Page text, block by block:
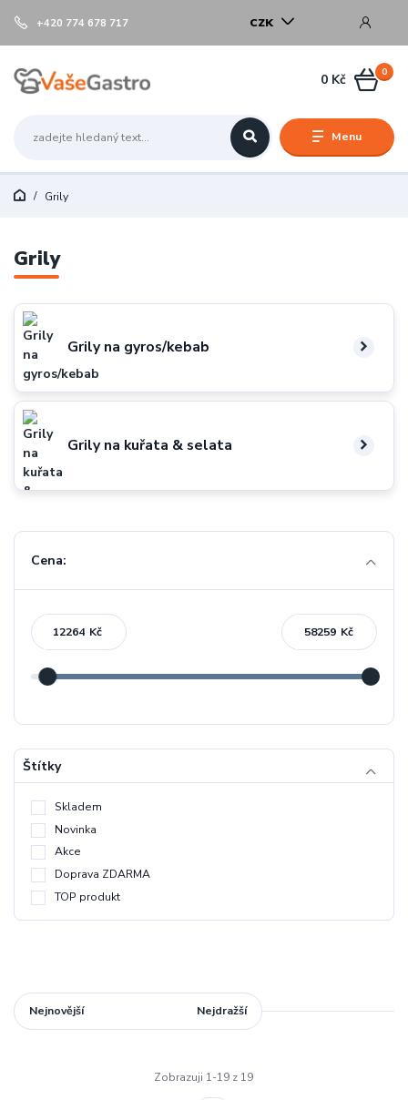
Menu
CZK
+420 774 678 717
0
0 Kč
Grily
Grily
Grily na gyros/kebab
Grily na kuřata & selata
Cena:
Kč Kč
Štítky
Skladem
Novinka
Akce
Doprava ZDARMA
TOP produkt
Nejnovější Nejdražší
Zobrazuji 1-19 z 19